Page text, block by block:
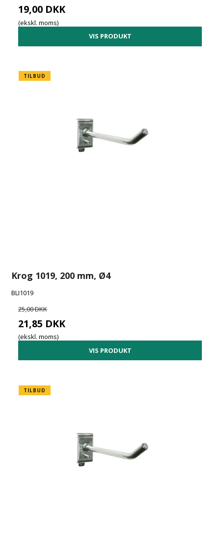
19,00 DKK
(ekskl. moms)
VIS PRODUKT
TILBUD
Krog 1019, 200 mm, Ø4
BLI1019
25,00 DKK
21,85 DKK
(ekskl. moms)
VIS PRODUKT
TILBUD